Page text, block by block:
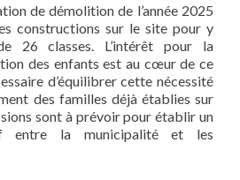
de démolition de l’année 2025
constructions sur le site pour y
26 classes. L’intérêt pour la
des enfants est au cœur de ce
d’équilibrer cette nécessité
des familles déjà établies sur
sont à prévoir pour établir un
entre la municipalité et les